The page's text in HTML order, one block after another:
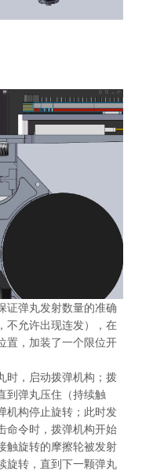
证弹丸发射数量的准确
不允许出现连发），在
置，加装了一个限位开
时，启动拨弹机构；拨
到弹丸压住（持续触
机构停止旋转；此时发
命令时，拨弹机构开始
触旋转的摩擦轮被发射
旋转，直到下一颗弹丸